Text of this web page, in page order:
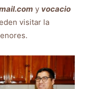
y vocacio
visitar la